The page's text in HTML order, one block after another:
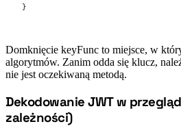
}
Domknięcie keyFunc to miejsce, w
algorytmów. Zanim odda się klucz,
nie jest oczekiwaną metodą.
#
Dekodowanie JWT w
zależności)